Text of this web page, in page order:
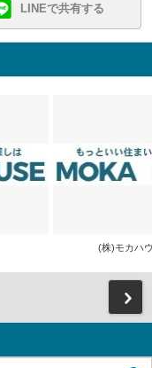
LINEで共有する
(株)モカハ